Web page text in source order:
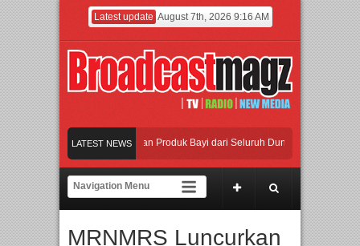
Latest update August 7th, 2026 9:16 AM
LATEST NEWS
dengan Ribuan Mainan dan Produk Bayi dari Seluruh Dunia, IBTE 2026 Siap
dan Peluang Bisnis Industri Gifts dan Housewares Asia Tenggara, IGHE
Warisan Dan Semangat Lokal, BIRKENSTOCK INDONESIA Membuka Took di
MRNMRS Luncurkan